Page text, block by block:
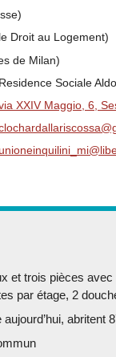
Droit au Logement)
de Milan)
Residence Sociale
XXIV Maggio, 6,
trois pièces avec
par étage, 2
abritent